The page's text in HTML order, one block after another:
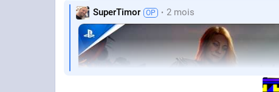
SuperTimor 2 mois